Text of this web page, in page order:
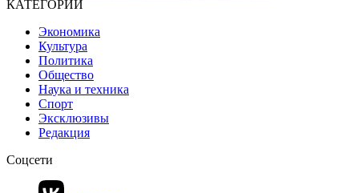
КАТЕГОРИИ
Экономика
Культура
Политика
Общество
Наука и техника
Спорт
Эксклюзивы
Редакция
Соцсети